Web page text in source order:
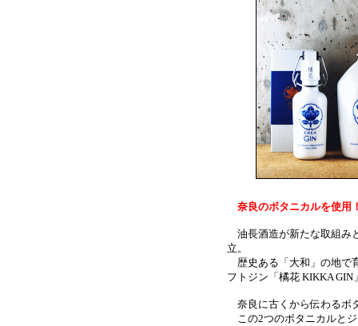
奈良のボタニカルを使用
油長酒造が新たな取組み
立。
歴史ある「大和」の地で
フトジン「橘花 KIKKA
奈良に古くから伝わるボ
この2つのボタニカルと